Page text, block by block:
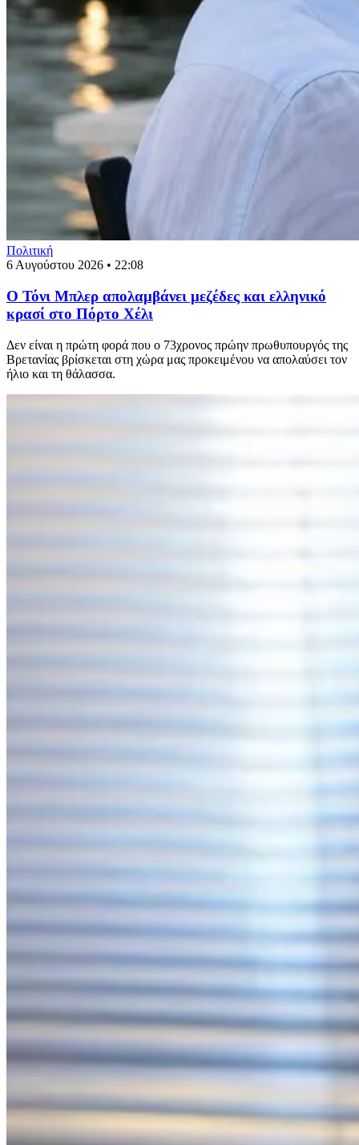
Πολιτική
6 Αυγούστου 2026 • 22:08
Ο Τόνι Μπλερ απολαμβάνει μεζέδες και ελληνικό
κρασί στο Πόρτο Χέλι
Δεν είναι η πρώτη φορά που ο 73χρονος πρώην πρωθυπουργός της
Βρετανίας βρίσκεται στη χώρα μας προκειμένου να απολαύσει τον
ήλιο και τη θάλασσα.